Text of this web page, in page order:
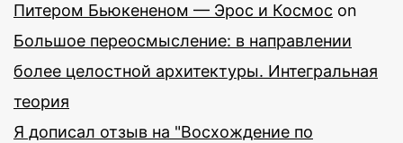
Питером Бьюкененом — Эрос и Космос on
Большое переосмысление: в направлении
более целостной архитектуры. Интегральная
теория
Я дописал отзыв на "Восхождение по